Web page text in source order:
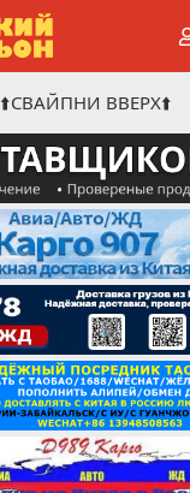
⬆️СВАЙПНИ ВВЕРХ⬆️